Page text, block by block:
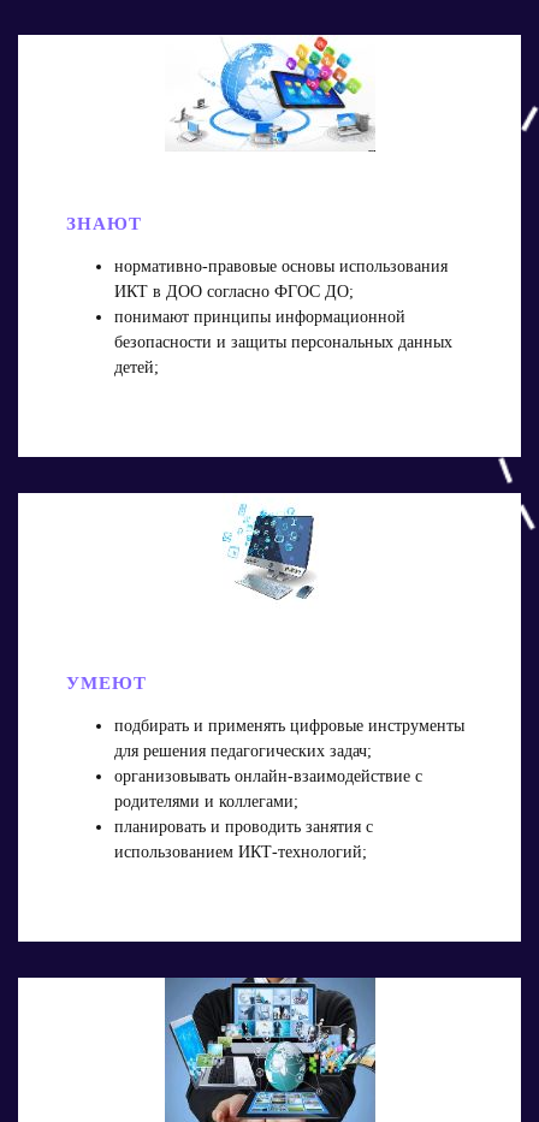
ЗНАЮТ
нормативно‑правовые основы использования
ИКТ в ДОО согласно ФГОС ДО;
понимают принципы информационной
безопасности и защиты персональных данных
детей;
УМЕЮТ
подбирать и применять цифровые инструменты
для решения педагогических задач;
организовывать онлайн‑взаимодействие с
родителями и коллегами;
планировать и проводить занятия с
использованием ИКТ‑технологий;